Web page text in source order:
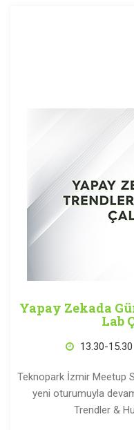
Yapay Zekada
Lab
13.30-15.30
Teknopark İzmir Meetup
yeni oturumuyla
Trendler &